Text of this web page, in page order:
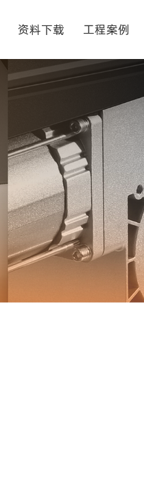
资料下载 工程案例